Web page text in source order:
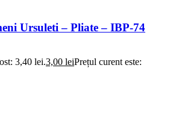
Ursuleti – Pliate – IBP-74
3,40 lei.3,00 leiPrețul curent este: